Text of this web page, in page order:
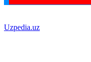
Uzpedia.uz